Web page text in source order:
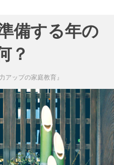
備する年の
？
ップの家庭教育』